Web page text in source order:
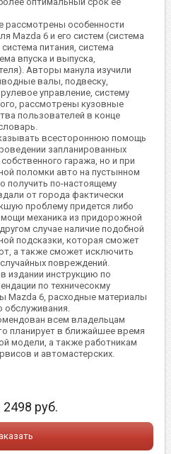
рассмотрены особенности
Mazda 6 и его систем (система
питания, система
впуска и выпуска,
Авторы манула изучили
валы, подвеску,
управление, систему
рассмотрены кузовные
пользователей в конце
всестороннюю помощь
запланированных
гаража, но и при
поломки авто на пустынном
получить по-настоящему
от города фактически
проблему придется либо
механика из придорожной
случае наличие подобной
подсказки, которая сможет
а также сможет исключить
повреждений.
издании инструкцию по
по техничесокму
Mazda 6, расходные материалы
обслуживания.
всем владельцам
планирует в ближайшее время
модели, а также работникам
и автомастерских.
2498 руб.